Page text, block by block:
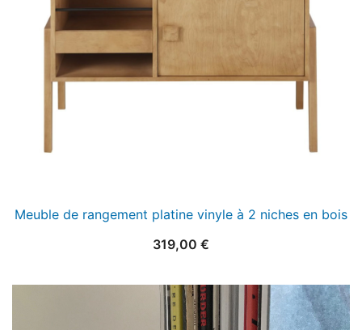
Meuble de rangement platine vinyle à 2 niches en bois
319,00 €